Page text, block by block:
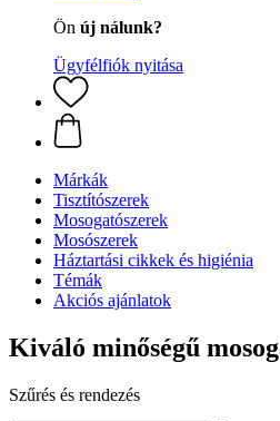
Ön új nálunk?
Ügyfélfiók nyitása
Márkák
Tisztítószerek
Mosogatószerek
Mosószerek
Háztartási cikkek és higiénia
Témák
Akciós ajánlatok
Kiváló minőségű
Szűrés és rendezés